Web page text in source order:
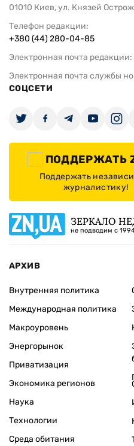
01010 Киев, ул. Князей
Телефон редакции:
+380 (44) 280-04-85
Электронная почта редакции:
Электронная почта службы
СОЦСЕТИ
ПОДДЕРЖАТЬ
Поддержать
журналистику!
ЗЕРКАЛО
не подводим с
АРХИВ
Внутренняя политика
Международная политика
Макроуровень
Энергорынок
Приватизация
Экономика регионов
Наука
Технологии
Среда обитания